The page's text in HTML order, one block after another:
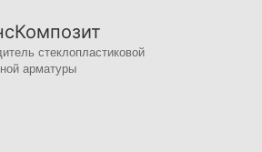
стеклопластиковой
арматуры